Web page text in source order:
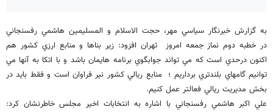
به گزارش خبرنگار سياسي مهر، حجت الاسلام و المسليمين هاشمي رفسنجاني
در خطبه دوم نماز جمعه امروز تهران افزود: زير بناها و منابع ارزي كشور هم
اكنون درحدي است كه مي تواند جوابگوي برنامه هايمان باشد و با اتكا به آنها مي
توانيم گامهاي بلندتري برداريم ؛ منابع ريالي كشور نير فراوان است و فقط بايد در
بخش مديريت ريالي فعالتر عمل كنيم.
علي اكبر هاشمي رفسنجاني با اشاره به انتخابات اخير مجلس خاطرنشان كرد: